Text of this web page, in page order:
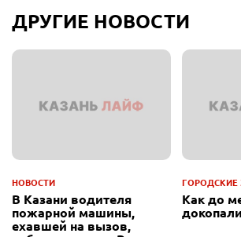
ДРУГИЕ НОВОСТИ
НОВОСТИ
В Казани водителя
пожарной машины,
ехавшей на вызов,
ГОРОДСКИЕ
Как до